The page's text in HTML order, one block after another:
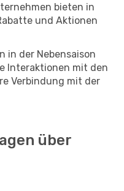
bieten in
und Aktionen
in der Nebensaison
Interaktionen mit den
Verbindung mit der
über